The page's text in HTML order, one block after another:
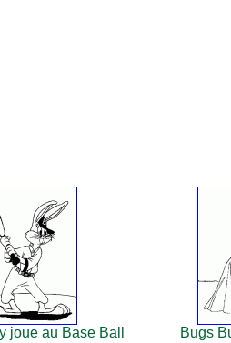
joue au Base Ball Bugs